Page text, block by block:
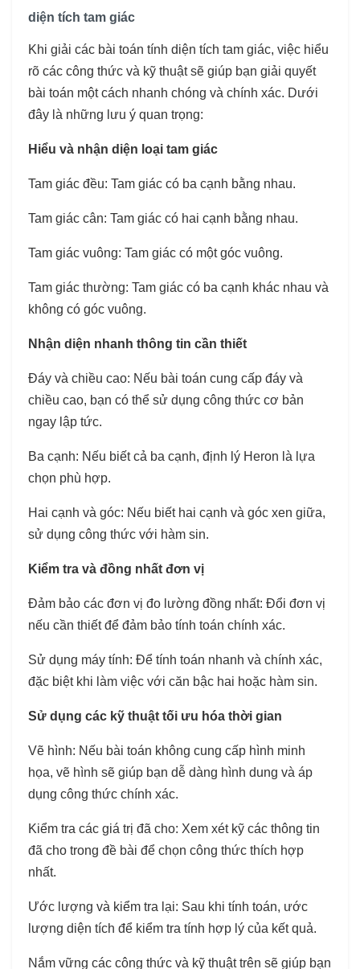
diện tích tam giác
Khi giải các bài toán tính diện tích tam giác, việc hiểu
rõ các công thức và kỹ thuật sẽ giúp bạn giải quyết
bài toán một cách nhanh chóng và chính xác. Dưới
đây là những lưu ý quan trọng:
Hiểu và nhận diện loại tam giác
Tam giác đều: Tam giác có ba cạnh bằng nhau.
Tam giác cân: Tam giác có hai cạnh bằng nhau.
Tam giác vuông: Tam giác có một góc vuông.
Tam giác thường: Tam giác có ba cạnh khác nhau và
không có góc vuông.
Nhận diện nhanh thông tin cần thiết
Đáy và chiều cao: Nếu bài toán cung cấp đáy và
chiều cao, bạn có thể sử dụng công thức cơ bản
ngay lập tức.
Ba cạnh: Nếu biết cả ba cạnh, định lý Heron là lựa
chọn phù hợp.
Hai cạnh và góc: Nếu biết hai cạnh và góc xen giữa,
sử dụng công thức với hàm sin.
Kiểm tra và đồng nhất đơn vị
Đảm bảo các đơn vị đo lường đồng nhất: Đổi đơn vị
nếu cần thiết để đảm bảo tính toán chính xác.
Sử dụng máy tính: Để tính toán nhanh và chính xác,
đặc biệt khi làm việc với căn bậc hai hoặc hàm sin.
Sử dụng các kỹ thuật tối ưu hóa thời gian
Vẽ hình: Nếu bài toán không cung cấp hình minh
họa, vẽ hình sẽ giúp bạn dễ dàng hình dung và áp
dụng công thức chính xác.
Kiểm tra các giá trị đã cho: Xem xét kỹ các thông tin
đã cho trong đề bài để chọn công thức thích hợp
nhất.
Ước lượng và kiểm tra lại: Sau khi tính toán, ước
lượng diện tích để kiểm tra tính hợp lý của kết quả.
Nắm vững các công thức và kỹ thuật trên sẽ giúp bạn